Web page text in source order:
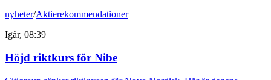
nyheter/Aktierekommendationer
Igår, 08:39
Höjd riktkurs för Nibe